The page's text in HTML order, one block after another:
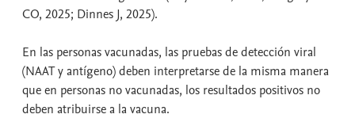
CO, 2025; Dinnes J, 2025).
En las personas vacunadas, las pruebas de detección viral
(NAAT y antígeno) deben interpretarse de la misma manera
que en personas no vacunadas, los resultados positivos no
deben atribuirse a la vacuna.